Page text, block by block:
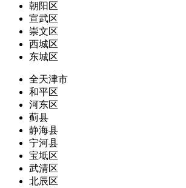
朝阳区
宣武区
崇文区
西城区
东城区
全天津市
和平区
河东区
蓟县
静海县
宁河县
宝坻区
武清区
北辰区